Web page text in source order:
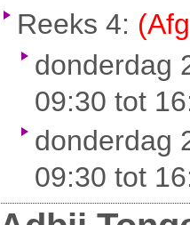
Reeks 4:
donderdag
09:30 tot
donderdag
09:30 tot